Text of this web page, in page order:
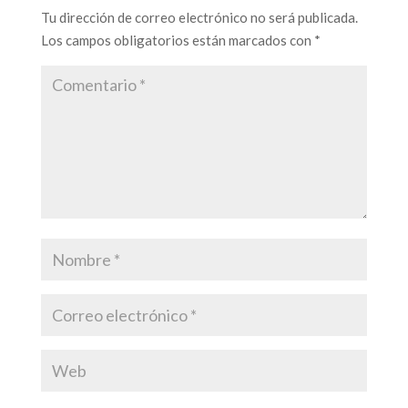
Tu dirección de correo electrónico no será publicada.
Los campos obligatorios están marcados con *